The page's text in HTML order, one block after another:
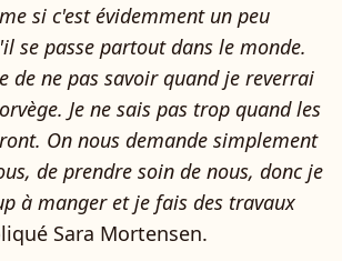
si c'est évidemment un peu
se passe partout dans le monde.
de ne pas savoir quand je reverrai
Je ne sais pas trop quand les
On nous demande simplement
de prendre soin de nous, donc je
à manger et je fais des travaux
Sara Mortensen.